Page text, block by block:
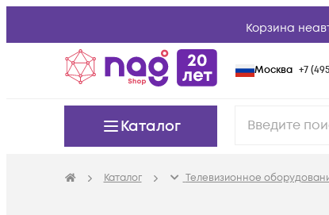
Корзина
Москва +7
Каталог
Каталог Телевизионное